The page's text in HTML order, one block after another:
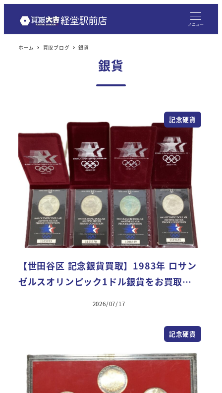
メニュー
ホーム 買取ブログ 銀貨
銀貨
記念硬貨
【世田谷区 記念銀貨買取】1983年 ロサン
ゼルスオリンピック1ドル銀貨をお買取…
2026/07/17
記念硬貨